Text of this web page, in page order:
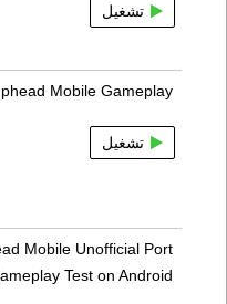
تشغيل
Mobile Gameplay
تشغيل
Mobile Unofficial Port
Test on Android